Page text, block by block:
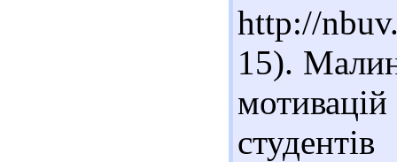
http://
15).